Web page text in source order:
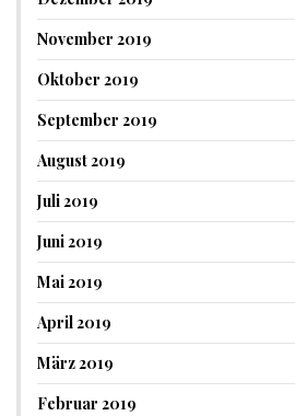
November 2019
Oktober 2019
September 2019
August 2019
Juli 2019
Juni 2019
Mai 2019
April 2019
März 2019
Februar 2019